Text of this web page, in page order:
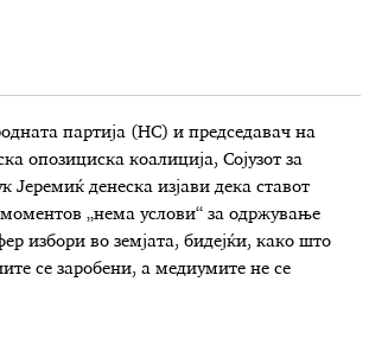
партија (НС) и председавач на
опозициска коалиција, Сојузот за
Јеремиќ денеска изјави дека ставот
„нема услови“ за одржување
избори во земјата, бидејќи, како што
се заробени, а медиумите не се